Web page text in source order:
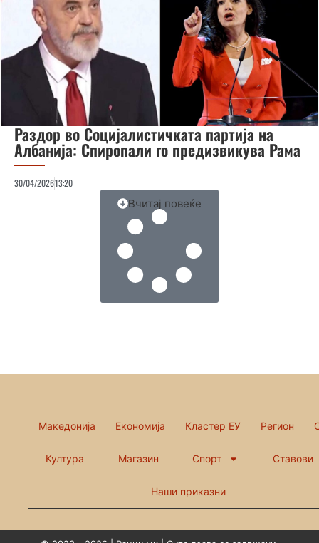
Раздор во Социјалистичката партија на
Албанија: Спиропали го предизвикува Рама
30/04/202613:20
Вчитај повеќе
Македонија Економија Кластер ЕУ Регион
Култура Магазин Спорт Ставови
Наши приказни